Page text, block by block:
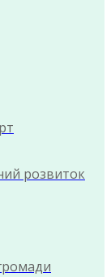
розвиток